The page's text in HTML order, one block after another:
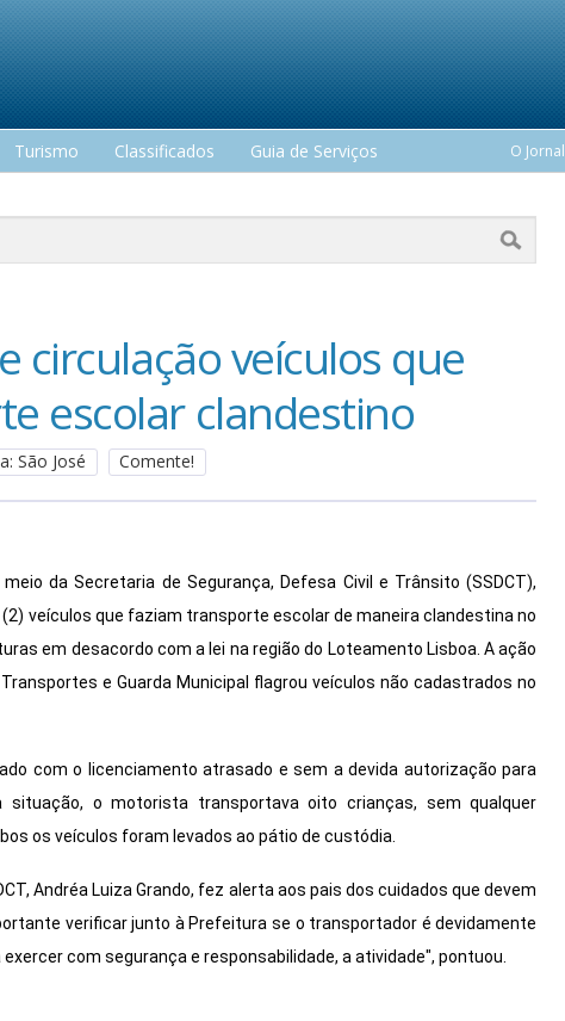
Turismo Classificados
Guia de Serviços
O Jornal
circulação veículos que
escolar clandestino
São José Comente!
da Secretaria de Segurança, Defesa Civil e Trânsito (SSDCT),
veículos que faziam transporte escolar de maneira clandestina no
em desacordo com a lei na região do Loteamento Lisboa. A ação
e Guarda Municipal flagrou veículos não cadastrados no
com o licenciamento atrasado e sem a devida autorização para
situação, o motorista transportava oito crianças, sem qualquer
os veículos foram levados ao pátio de custódia.
Andréa Luiza Grando, fez alerta aos pais dos cuidados que devem
verificar junto à Prefeitura se o transportador é devidamente
com segurança e responsabilidade, a atividade", pontuou.